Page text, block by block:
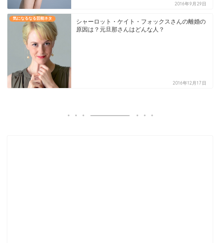
2016年9月29日
気になるなる芸能ネタ
シャーロット・ケイト・フォックスさんの離婚の
原因は？元旦那さんはどんな人？
2016年12月17日